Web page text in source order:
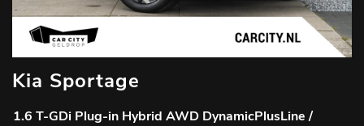
Kia Sportage
1.6 T-GDi Plug-in Hybrid AWD DynamicPlusLine /